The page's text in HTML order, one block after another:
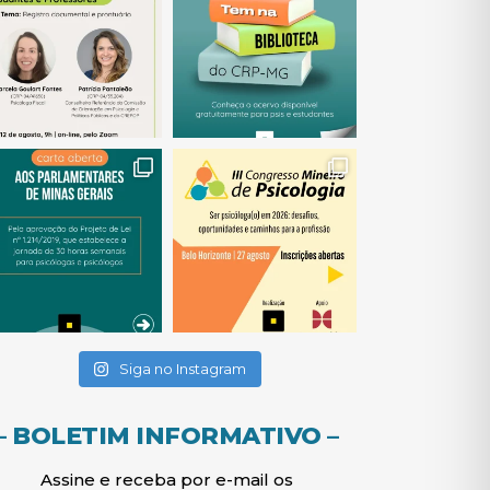
(abre em nova janela) (abre em nova janela)
Siga no Instagram(abre em nova janela)
BOLETIM INFORMATIVO –
Assine e receba por e-mail os